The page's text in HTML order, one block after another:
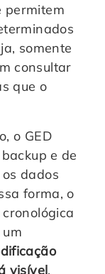
permitem
somente
consultar
que o
o GED
e de
dados
forma, o
visível.